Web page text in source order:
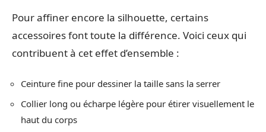
Pour affiner encore la silhouette, certains
accessoires font toute la différence. Voici ceux qui
contribuent à cet effet d’ensemble :
Ceinture fine pour dessiner la taille sans la serrer
Collier long ou écharpe légère pour étirer visuellement le
haut du corps